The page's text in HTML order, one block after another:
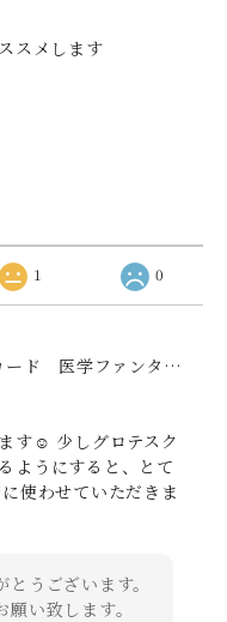
スメします
1 0
五味博士タロットカード 医学ファンタジー 解説書付き 1402000164
す☺️ 少しグロテスク
ようにすると、とて
使わせていただきま
うございます。
い致します。